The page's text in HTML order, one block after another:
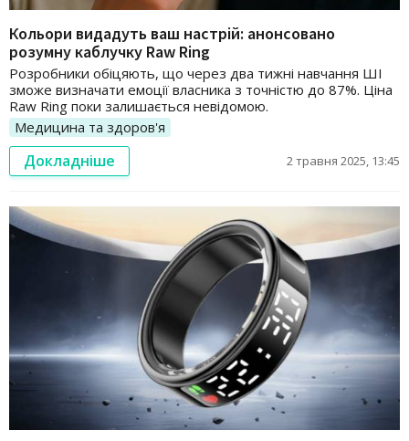
Кольори видадуть ваш настрій: анонсовано
розумну каблучку Raw Ring
Розробники обіцяють, що через два тижні навчання ШІ
зможе визначати емоції власника з точністю до 87%. Ціна
Raw Ring поки залишається невідомою.
Медицина та здоров'я
Докладніше 2 травня 2025, 13:45